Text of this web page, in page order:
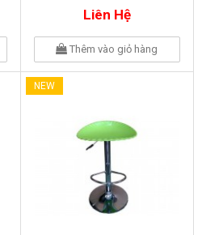
Liên Hệ
Thêm vào giỏ hàng
NEW